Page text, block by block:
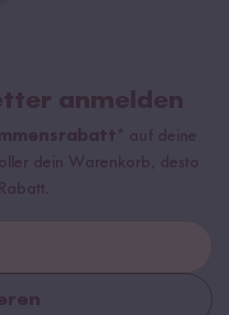
anmelden
auf deine
dein Warenkorb, desto